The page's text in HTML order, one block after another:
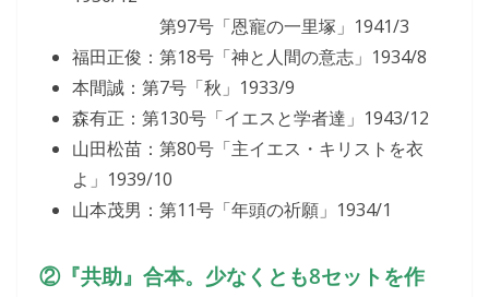
第97号「恩寵の一里塚」1941/3
福田正俊：第18号「神と人間の意志」1934/8
本間誠：第7号「秋」1933/9
森有正：第130号「イエスと学者達」1943/12
山田松苗：第80号「主イエス・キリストを衣
よ」1939/10
山本茂男：第11号「年頭の祈願」1934/1
②『共助』合本。少なくとも8セットを作